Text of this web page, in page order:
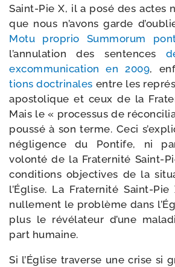
Saint-​Pie X, il a posé des actes
que nous n’a­vons garde
Motu pro­prio Summorum
l’an­nu­la­tion des sen­tences
excom­mu­ni­ca­tion en 2009,
tions doc­tri­nales entre les
apos­to­lique et ceux de la
Mais le « pro­ces­sus de
pous­sé à son terme. Ceci
négli­gence du Pontife, ni
volon­té de la Fraternité Saint-​
condi­tions objec­tives de la
l’Église. La Fraternité Saint-​
nul­le­ment le pro­blème dans
plus le révé­la­teur d’une
part humaine.
Si l’Église tra­verse une crise si